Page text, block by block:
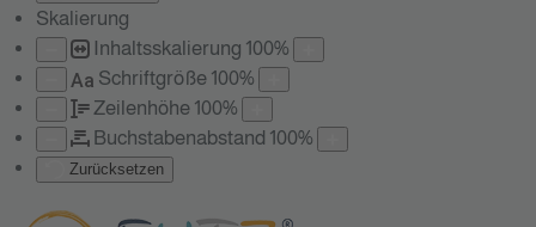
Skalierung
Inhaltsskalierung 100%
Aa Schriftgröße 100%
Zeilenhöhe 100%
Buchstabenabstand 100%
Zurücksetzen